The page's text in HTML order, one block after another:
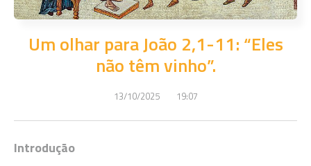
Um olhar para João 2,1-11: “Eles
não têm vinho”.
13/10/2025 19:07
Introdução